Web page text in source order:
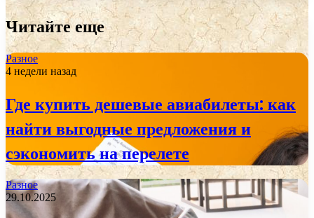
Читайте еще
Разное
4 недели назад
Где купить дешевые авиабилеты: как
найти выгодные предложения и
сэкономить на перелете
Разное
29.10.2025